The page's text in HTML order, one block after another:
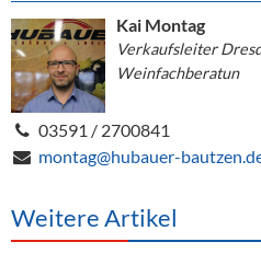
Kai Montag
Verkaufsleiter
Weinfachberatun
03591 / 2700841
montag@hubauer-
Weitere Artikel